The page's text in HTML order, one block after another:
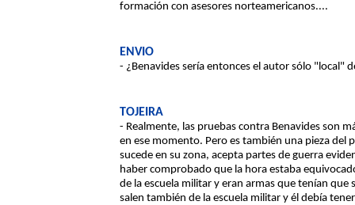
formación con asesores norteamericanos....
ENVIO
- ¿Benavides sería entonces el autor sólo "local"
TOJEIRA
- Realmente, las pruebas contra Benavides son
en ese momento. Pero es también una pieza del
sucede en su zona, acepta partes de guerra
haber comprobado que la hora estaba
de la escuela militar y eran armas que tenían que
salen también de la escuela militar y él debía